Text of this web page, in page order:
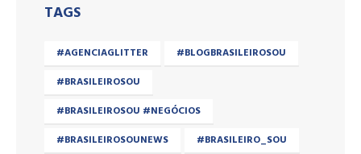
TAGS
#AGENCIAGLITTER
#BLOGBRASILEIROSOU
#BRASILEIROSOU
#BRASILEIROSOU #NEGÓCIOS
#BRASILEIROSOUNEWS
#BRASILEIRO_SOU